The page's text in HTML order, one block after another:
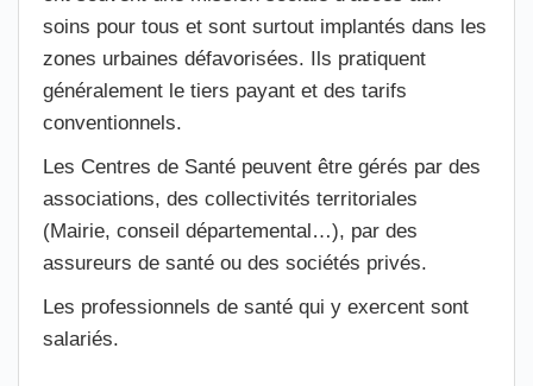
soins pour tous et sont surtout implantés dans les
zones urbaines défavorisées. Ils pratiquent
généralement le tiers payant et des tarifs
conventionnels.
Les Centres de Santé peuvent être gérés par des
associations, des collectivités territoriales
(Mairie, conseil départemental…), par des
assureurs de santé ou des sociétés privés.
Les professionnels de santé qui y exercent sont
salariés.